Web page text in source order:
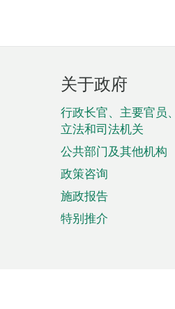
页
脚
菜
单
关于政府
行政长官、主要官员、
立法和司法机关
公共部门及其他机构
政策咨询
施政报告
特别推介